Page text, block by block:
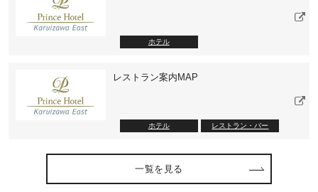
ホテル
レストラン案内MAP
ホテル レストラン・バー
一覧を見る